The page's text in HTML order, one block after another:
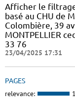
Afficher le filtrage
basé au CHU de
Colombière, 39
MONTPELLIER
33 76
23/04/2025 17:31
PAGES
relevance: